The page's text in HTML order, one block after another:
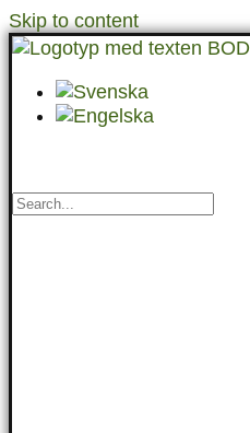
Skip to content